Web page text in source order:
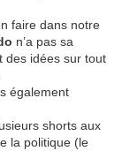
faire dans notre
n’a pas sa
des idées sur tout
également
shorts aux
la politique (le